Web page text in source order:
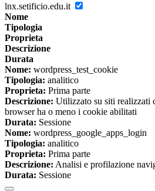
lnx.setificio.edu.it
Nome
Tipologia
Proprieta
Descrizione
Durata
Nome: wordpress_test_cookie
Tipologia: analitico
Proprieta: Prima parte
Descrizione: Utilizzato su siti realizzati
browser ha o meno i cookie abilitati
Durata: Sessione
Nome: wordpress_google_apps_login
Tipologia: analitico
Proprieta: Prima parte
Descrizione: Analisi e profilazione
Durata: Sessione